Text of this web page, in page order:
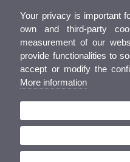
Your privacy is important
own and third-party
measurement of our
provide functionalities to
accept or modify the
More information